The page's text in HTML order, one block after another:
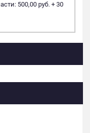
500,00 руб. + 30